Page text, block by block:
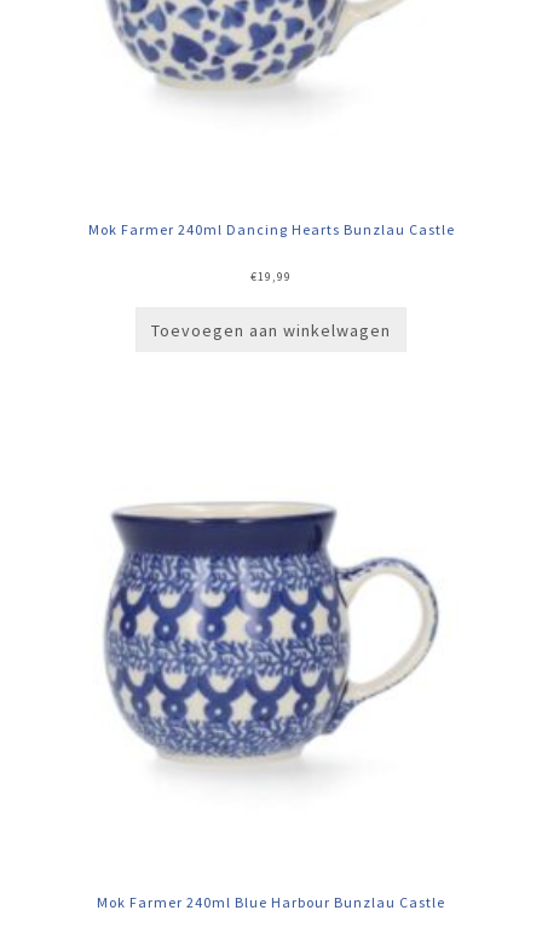
Mok Farmer 240ml Dancing Hearts Bunzlau Castle
€19,99
Toevoegen aan winkelwagen
Mok Farmer 240ml Blue Harbour Bunzlau Castle